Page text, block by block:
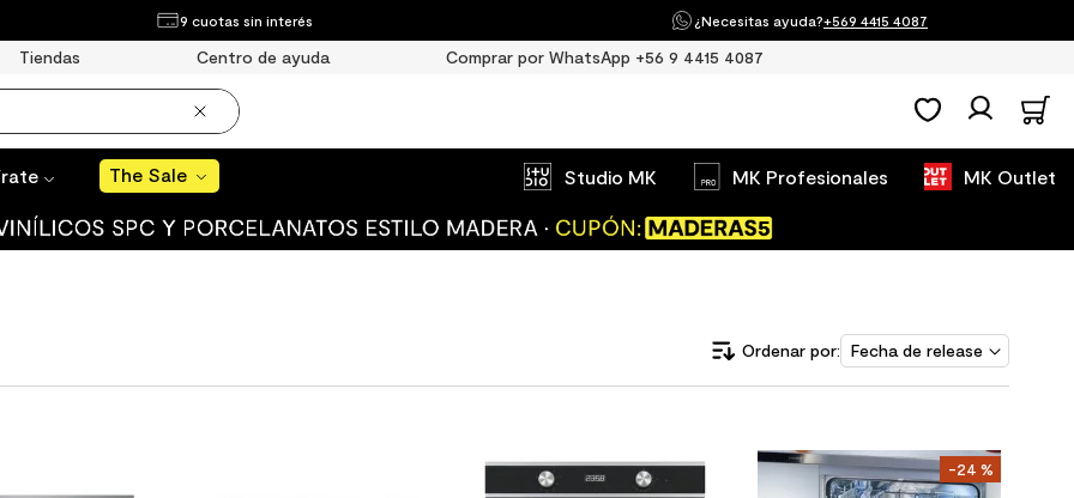
9 cuotas sin interés ¿Necesitas ayuda?+569 4415 4087
Tiendas Centro de ayuda Comprar por WhatsApp +56 9 4415 4087
The Sale Studio MK MK Profesionales MK Outlet
Sale
¿Qué estás buscando?
Fecha de release
-24 %